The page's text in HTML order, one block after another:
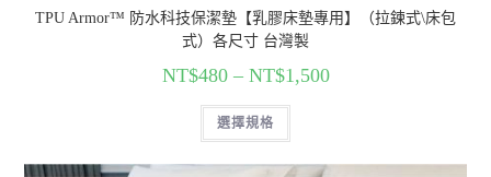
TPU Armor™ 防水科技保潔墊【乳膠床墊專用】（拉鍊式\床包
式）各尺寸 台灣製
NT$480– NT$1,500
選擇規格